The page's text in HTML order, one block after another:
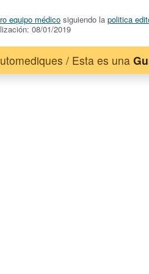
equipo médico siguiendo la politica
08/01/2019
/ Esta es una